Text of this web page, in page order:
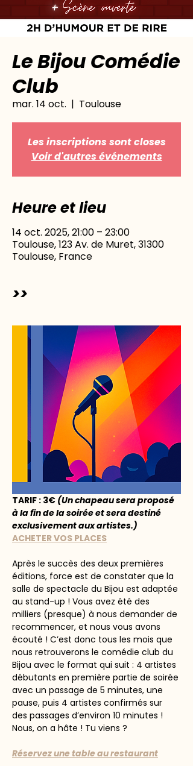
Le Bijou Comédie
Club
mar. 14 oct.
  |
Toulouse
Les inscriptions sont closes
Voir d'autres événements
Heure et lieu
14 oct. 2025, 21:00 – 23:00
Toulouse, 123 Av. de Muret, 31300
Toulouse, France
>>
TARIF : 3€ (Un chapeau sera proposé
à la fin de la soirée et sera destiné
exclusivement aux artistes.)
ACHETER VOS PLACES
Après le succès des deux premières
éditions, force est de constater que la
salle de spectacle du Bijou est adaptée
au stand-up ! Vous avez été des
milliers (presque) à nous demander de
recommencer, et nous vous avons
écouté ! C’est donc tous les mois que
nous retrouverons le comédie club du
Bijou avec le format qui suit : 4 artistes
débutants en première partie de soirée
avec un passage de 5 minutes, une
pause, puis 4 artistes confirmés sur
des passages d’environ 10 minutes !
Nous, on a hâte ! Tu viens ?
Réservez une table au restaurant